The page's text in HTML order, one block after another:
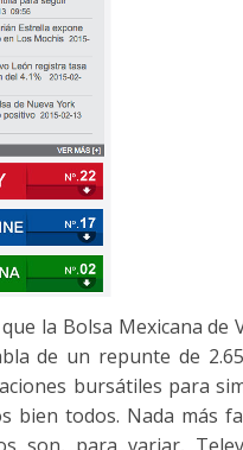
la Bolsa Mexicana de
de un repunte de
bursátiles para
bien todos. Nada más